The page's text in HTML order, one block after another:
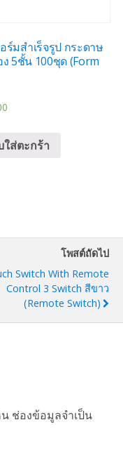
ร์มสำเร็จรูป กระดาษ
ง 5ชั้น 100ชุด (Form
ใส่ตะกร้า
โพสต์ถัดไป
Switch With Remote
Control 3 Switch สีขาว
(Remote Switch)
ช่องข้อมูลจำเป็น